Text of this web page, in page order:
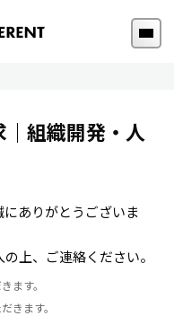
組織開発・人
ありがとうございま
上、ご連絡ください。
ます。
きます。